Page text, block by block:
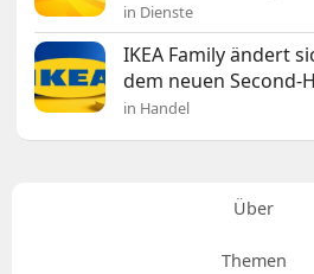
in Dienste
IKEA Family ändert
dem neuen Second-
in Handel
Über
Themen